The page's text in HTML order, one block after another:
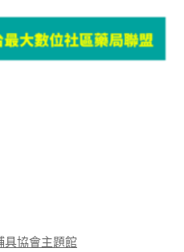
具協會主題館